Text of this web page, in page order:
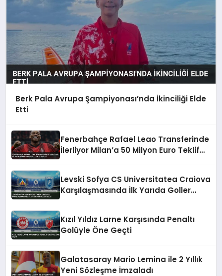
Berk Pala Avrupa Şampiyonası’nda İkinciliği Elde
Etti
Fenerbahçe Rafael Leao Transferinde
İlerliyor Milan’a 50 Milyon Euro Teklif
Levski Sofya CS Universitatea Craiova
Karşılaşmasında İlk Yarıda Goller
Kızıl Yıldız Larne Karşısında Penaltı
Golüyle Öne Geçti
Galatasaray Mario Lemina ile 2 Yıllık
Yeni Sözleşme İmzaladı